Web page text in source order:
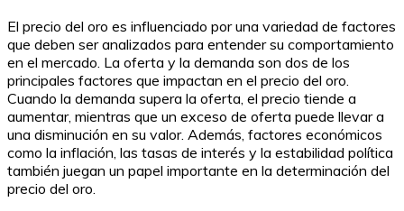
El precio del oro es influenciado por una variedad de factores
que deben ser analizados para entender su comportamiento
en el mercado. La oferta y la demanda son dos de los
principales factores que impactan en el precio del oro.
Cuando la demanda supera la oferta, el precio tiende a
aumentar, mientras que un exceso de oferta puede llevar a
una disminución en su valor. Además, factores económicos
como la inflación, las tasas de interés y la estabilidad política
también juegan un papel importante en la determinación del
precio del oro.